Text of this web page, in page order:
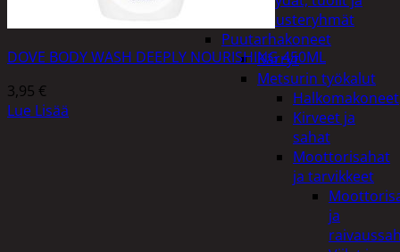
kalusteryhmät
Puutarhakoneet
Kärryt
Metsurin työkalut
Halkomakoneet
Kirveet ja
sahat
Moottorisahat
ja tarvikkeet
ja
DOVE BODY WASH DEEPLY NOURISHING 450ML
3,95 €
Lue Lisää